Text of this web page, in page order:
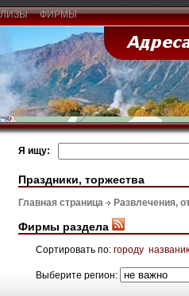
ФИРМЫ
Я ищу:
Праздники, торжества
Главная страница Развлечения,
Фирмы раздела
Сортировать по: городу
Выберите регион: